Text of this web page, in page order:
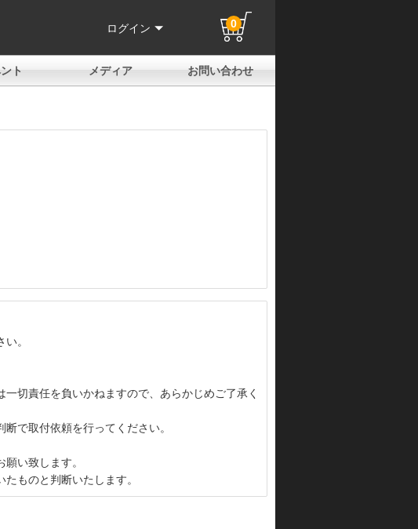
ログイン 0
ト メディア お問い合わせ
。
切責任を負いかねますので、あらかじめご了承く
で取付依頼を行ってください。
い致します。
ものと判断いたします。